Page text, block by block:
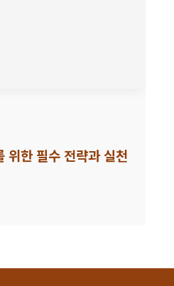
위한 필수 전략과 실천